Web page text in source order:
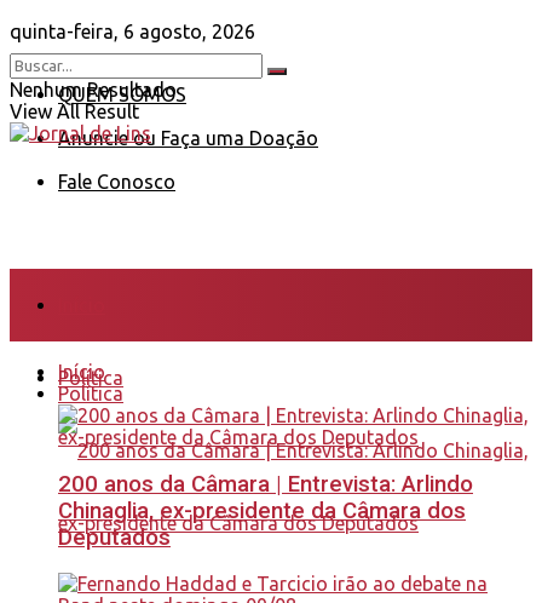
quinta-feira, 6 agosto, 2026
QUEM SOMOS
Anuncie ou Faça uma Doação
Fale Conosco
Nenhum Resultado
View All Result
Política
Início
Política
200 anos da Câmara | Entrevista: Arlindo
Chinaglia, ex-presidente da Câmara dos
Deputados